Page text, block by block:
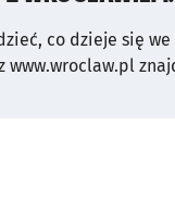
co dzieje się we